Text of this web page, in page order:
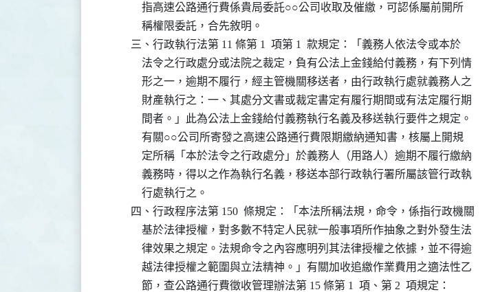
              指高速公路通行費係貴局委託○○公司收取及催繳，可認係屬前開所
              稱權限委託，合先敘明。
          三、行政執行法第 11 條第 1  項第 1  款規定：「義務人依法令或本於
              法令之行政處分或法院之裁定，負有公法上金錢給付義務，有下列情
              形之一，逾期不履行，經主管機關移送者，由行政執行處就義務人之
              財產執行之：一、其處分文書或裁定書定有履行期間或有法定履行期
              間者。」此為公法上金錢給付義務執行名義及移送執行要件之規定。
              有關○○公司所寄發之高速公路通行費限期繳納通知書，核屬上開規
              定所稱「本於法令之行政處分」於義務人（用路人）逾期不履行繳納
              義務時，得以之作為執行名義，移送本部行政執行署所屬該管行政執
              行處執行之。
          四、行政程序法第 150  條規定：「本法所稱法規，命令，係指行政機關
              基於法律授權，對多數不特定人民就一般事項所作抽象之對外發生法
              律效果之規定。法規命令之內容應明列其法律授權之依據，並不得逾
              越法律授權之範圍與立法精神。」有關加收追繳作業費用之適法性乙
              節，查公路通行費徵收管理辦法第 15 條第 1  項、第 2  項規定：